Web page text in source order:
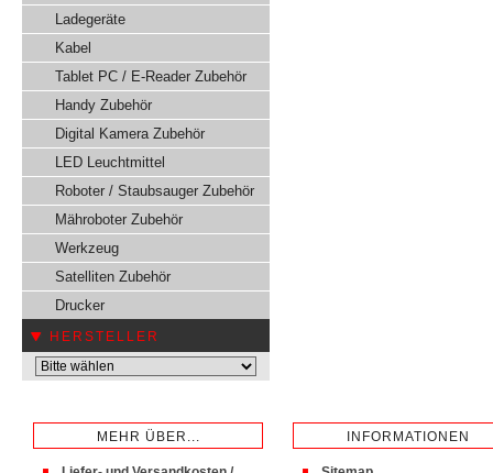
Ladegeräte
Kabel
Tablet PC / E-Reader Zubehör
Handy Zubehör
Digital Kamera Zubehör
LED Leuchtmittel
Roboter / Staubsauger Zubehör
Mähroboter Zubehör
Werkzeug
Satelliten Zubehör
Drucker
HERSTELLER
MEHR ÜBER... INFORMATIONEN